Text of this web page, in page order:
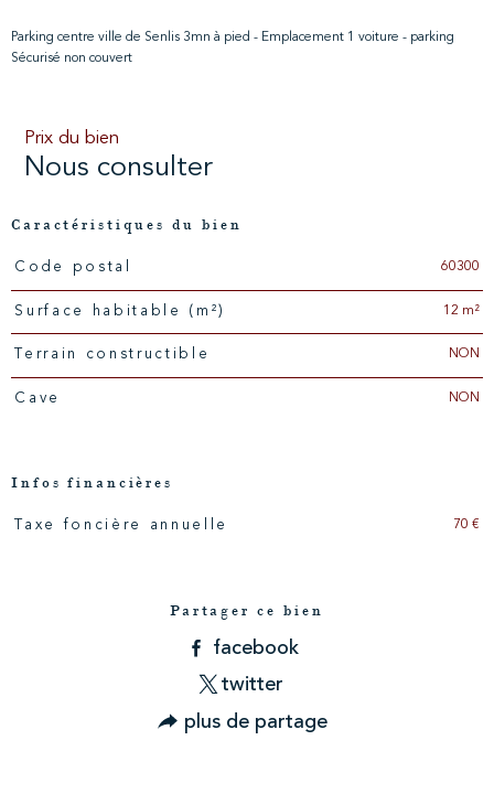
Parking centre ville de Senlis 3mn à pied - Emplacement 1 voiture - parking
Sécurisé non couvert
Prix du bien
Nous consulter
Caractéristiques du bien
Caractéristiques Valeurs
Code postal 60300
Surface habitable (m²) 12 m²
Terrain constructible NON
Cave NON
Infos financières
Caractéristiques Valeurs
Taxe foncière annuelle 70 €
Partager ce bien
facebook
twitter
plus de partage